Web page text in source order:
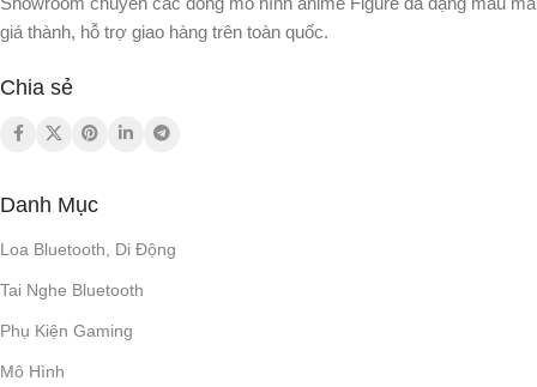
giá thành, hỗ trợ giao hàng trên toàn quốc.
Chia sẻ
Danh Mục
Loa Bluetooth, Di Động
Tai Nghe Bluetooth
Phụ Kiện Gaming
Mô Hình